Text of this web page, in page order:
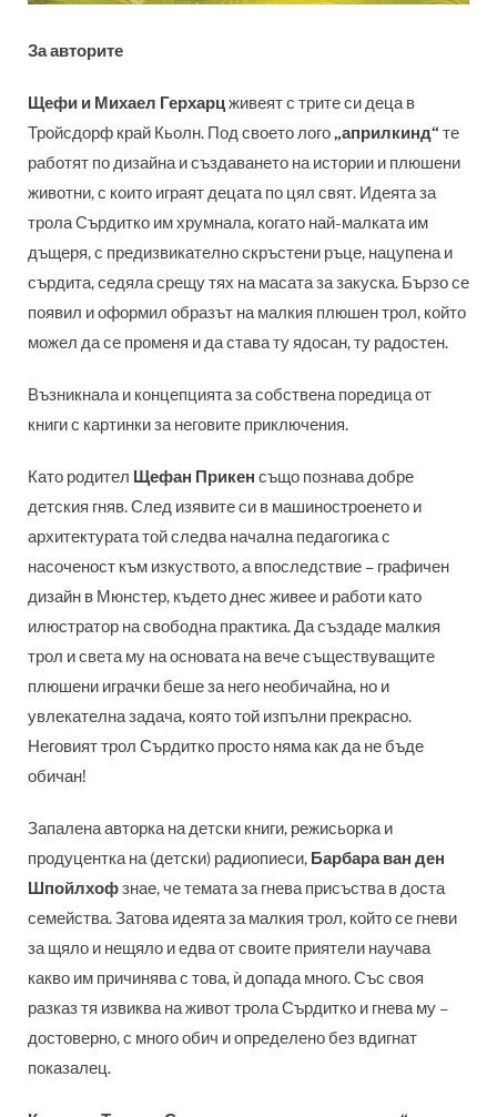
За авторите
Щефи и Михаел Герхарцживеят с трите си деца в
Тройсдорф край Кьолн. Под своето лого„априлкинд“ те
работят по дизайна и създаването на истории и плюшени
животни, с които играят децата по цял свят. Идеята за
трола Сърдитко им хрумнала, когато най-малката им
дъщеря, с предизвикателно скръстени ръце, нацупена и
сърдита, седяла срещу тях на масата за закуска. Бързо се
появил и оформил образът на малкия плюшен трол, който
можел да се променя и да става ту ядосан, ту радостен.
Възникнала и концепцията за собствена поредица от
книги с картинки за неговите приключения.
Като родител Щефан Прикен също познава добре
детския гняв. След изявите си в машиностроенето и
архитектурата той следва начална педагогика с
насоченост към изкуството, а впоследствие – графичен
дизайн в Мюнстер, където днес живее и работи като
илюстратор на свободна практика. Да създаде малкия
трол и света му на основата на вече съществуващите
плюшени играчки беше за него необичайна, но и
увлекателна задача, която той изпълни прекрасно.
Неговият трол Сърдитко просто няма как да не бъде
обичан!
Запалена авторка на детски книги, режисьорка и
продуцентка на (детски) радиопиеси, Барбара ван ден
Шпойлхофзнае, че темата за гнева присъства в доста
семейства. Затова идеята за малкия трол, който се гневи
за щяло и нещяло и едва от своите приятели научава
какво им причинява с това, ѝ допада много. Със своя
разказ тя извиква на живот трола Сърдитко и гнева му –
достоверно, с много обич и определено без вдигнат
показалец.